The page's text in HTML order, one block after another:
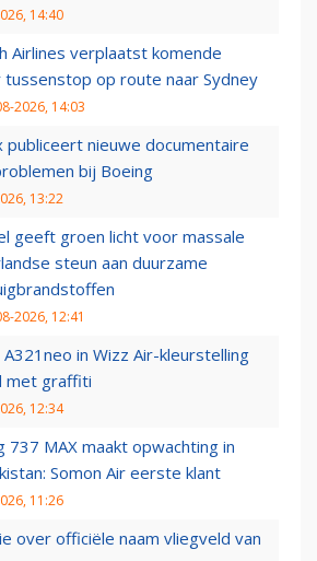
14:40
Airlines verplaatst komende
op route naar Sydney
2026, 14:03
publiceert nieuwe documentaire
bij Boeing
13:22
geeft groen licht voor massale
steun aan duurzame
2026, 12:41
A321neo in Wizz Air-kleurstelling
met graffiti
12:34
737 MAX maakt opwachting in
Somon Air eerste klant
11:26
over officiële naam vliegveld van